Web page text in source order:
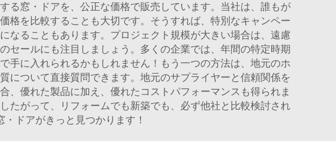
る窓・ドアを、公正な価格で販売しています。当社は、誰もが
格を比較することも大切です。そうすれば、特別なキャンペー
なることもあります。プロジェクト規模が大きい場合は、遠慮
セールにも注目しましょう。多くの企業では、年間の特定時期
手に入れられるかもしれません！もう一つの方法は、地元のホ
について直接質問できます。地元のサプライヤーと信頼関係を
優れた製品に加え、優れたコストパフォーマンスも得られま
たがって、リフォームでも新築でも、必ず他社と比較検討され
ドアがきっと見つかります！